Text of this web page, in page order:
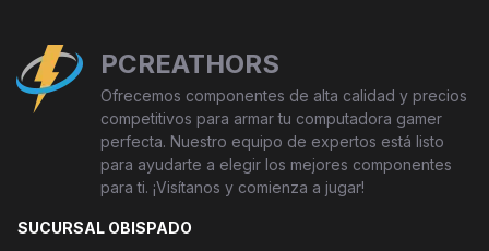
PCREATHORS
Ofrecemos componentes de alta calidad y precios
competitivos para armar tu computadora gamer
perfecta. Nuestro equipo de expertos está listo
para ayudarte a elegir los mejores componentes
para ti. ¡Visítanos y comienza a jugar!
SUCURSAL OBISPADO